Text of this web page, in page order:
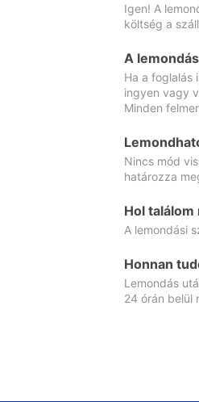
Igen! A
költség a
A
Ha a foglalás
ingyen vagy
Minden
Nincs mód
határozza
Hol találom
A lemondási
Honnan
Lemondás
24 órán belül